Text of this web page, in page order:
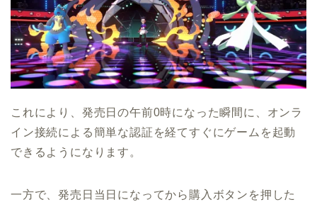
これにより、発売日の午前0時になった瞬間に、オンラ
イン接続による簡単な認証を経てすぐにゲームを起動
できるようになります。
一方で、発売日当日になってから購入ボタンを押した